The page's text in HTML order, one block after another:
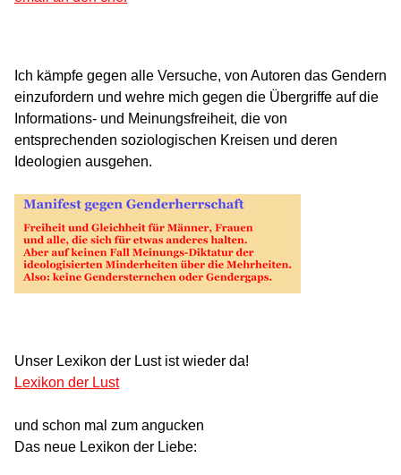
Ich kämpfe gegen alle Versuche, von Autoren das Gendern
einzufordern und wehre mich gegen die Übergriffe auf die
Informations- und Meinungsfreiheit, die von
entsprechenden soziologischen Kreisen und deren
Ideologien ausgehen.
Unser Lexikon der Lust ist wieder da!
Lexikon der Lust
und schon mal zum angucken
Das neue Lexikon der Liebe: